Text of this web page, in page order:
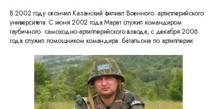
В 2002 году окончил Казанский филиал Военного артиллерийского
университета. С июня 2002 года Марат служил командиром
гаубичного самоходно-артиллерийского взвода, с декабря 2006
года служил помощником командира батальона по артиллерии.